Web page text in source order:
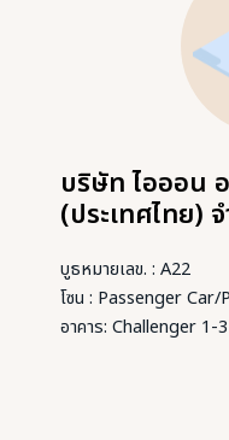
บริษัท ไอออน
(ประเทศไทย)
บูธหมายเลข. : A22
โซน : Passenger Car/
อาคาร: Challenger 1-3